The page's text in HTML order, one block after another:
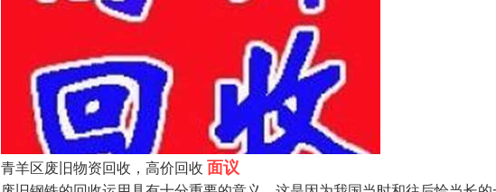
青羊区废旧物资回收，高价回收 面议